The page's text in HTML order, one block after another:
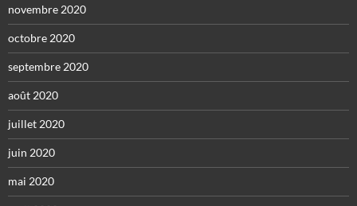
novembre 2020
octobre 2020
septembre 2020
août 2020
juillet 2020
juin 2020
mai 2020